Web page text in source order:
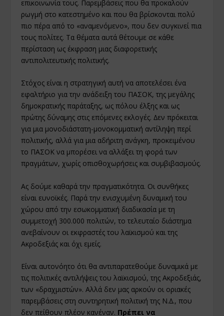
επικοινωνία τους. Παρεµβάσεις που θα προκαλούν
ρωγµή στο κατεστηµένο και που θα βρίσκονται πολύ
πιο πέρα από το «αναµενόµενο», που δεν συγκινεί πια
τους πολίτες. Τα θέµατα αυτά θέτουµε σε κάθε
περίσταση ως έκφραση µιας διαφορετικής
αντιπολιτευτικής πολιτικής.
Στόχος είναι η στρατηγική αυτή να αποτελέσει ένα
εφαλτήριο για την ανάδειξη του ΠΑΣΟΚ, της µεγάλης
δηµοκρατικής παράταξης, ως πόλου έλξης και ως
πρώτης δύναµης στις επόµενες εκλογές. ∆εν πρόκειται
για µια µονοδιάστατη-µονοκοµµατική αντίληψη περί
πολιτικής, αλλά για µια αδήριτη ανάγκη, προκειµένου
το ΠΑΣΟΚ να µπορέσει να αλλάξει τη φορά των
πραγµάτων, χωρίς οπισθοχωρήσεις και συµβιβασµούς.
Ας δούµε καθαρά την πραγµατικότητα. Οι συνθήκες
είναι ευνοϊκές. Παρά την ενισχυµένη δυναµική του
χώρου από την εσωκοµµατική διαδικασία µε τη
συµµετοχή 300.000 πολιτών, το τελευταίο διάστηµα
ανεβαίνουν οι εκφραστές του λαϊκισµού και της
Ακροδεξιάς και όχι εµείς.
Είναι αυτονόητο ότι θα αντιπαρατεθούµε δυναµικά µε
τις πολιτικές αντιλήψεις του λαϊκισµού, της Ακροδεξιάς,
των «δραχµιστών». Αλλά δεν µας αρκούν οι οριακές
παρεµβάσεις στη συντηρητική πολιτική της Ν.∆., που
δεν πείθουν πλέον κανέναν. Πρέπει να